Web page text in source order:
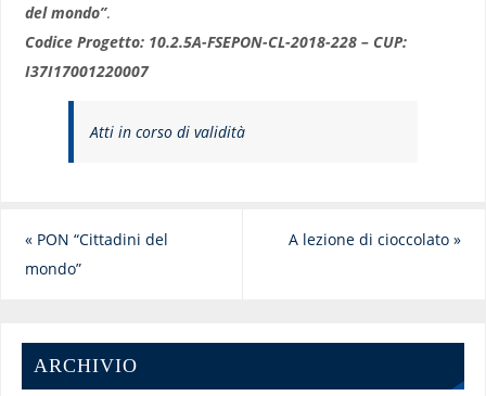
del mondo”.
Codice Progetto: 10.2.5A-FSEPON-CL-2018-228 – CUP:
I37I17001220007
Atti in corso di validità
«PON “Cittadini del
mondo”
A lezione di cioccolato»
ARCHIVIO